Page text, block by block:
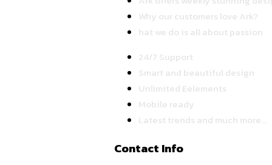
Why our customers love Ark?
hat we do is all about passion
24/7 Support
Smart and beautiful design
Unlimited Eelements
Mobile ready
Latest trends and much more...
Contact Info